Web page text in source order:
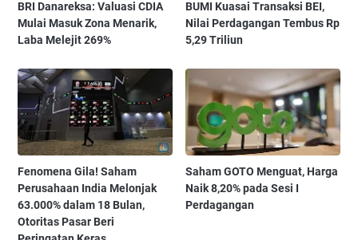
BRI Danareksa: Valuasi CDIA
Mulai Masuk Zona Menarik,
Laba Melejit 269%
BUMI Kuasai Transaksi BEI,
Nilai Perdagangan Tembus Rp
5,29 Triliun
Fenomena Gila! Saham
Perusahaan India Melonjak
63.000% dalam 18 Bulan,
Otoritas Pasar Beri
Saham GOTO Menguat, Harga
Naik 8,20% pada Sesi I
Perdagangan